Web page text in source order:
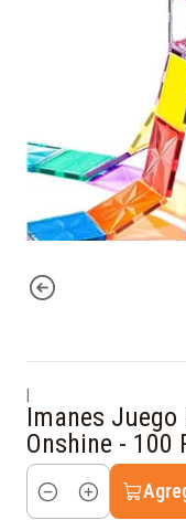
Imanes
Onshine - 100
Cantidad